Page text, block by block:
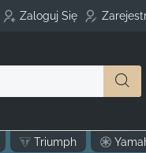
Zaloguj Się
Triumph